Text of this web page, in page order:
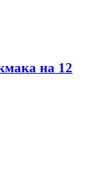
на 12